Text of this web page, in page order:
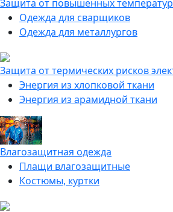
Защита от повышенных температур
Одежда для сварщиков
Одежда для металлургов
Защита от термических рисков
Энергия из хлопковой ткани
Энергия из арамидной ткани
Влагозащитная одежда
Плащи влагозащитные
Костюмы, куртки